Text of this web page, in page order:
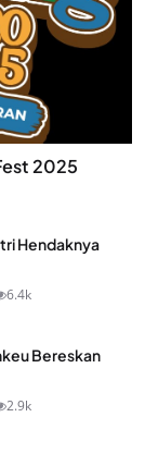
2025
Hendaknya
6.4k
Bereskan
2.9k